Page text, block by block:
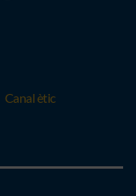
Canal ètic